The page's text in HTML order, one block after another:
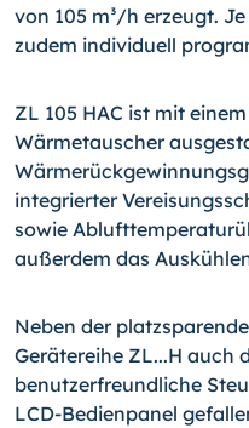
von 105 m³/h erzeugt.
zudem individuell
ZL 105 HAC ist mit
Wärmetauscher
integrierter
sowie
außerdem das
Neben der
Gerätereihe ZL...H auch
benutzerfreundliche
LCD-Bedienpanel